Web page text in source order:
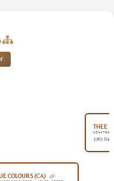
COLOURS (CA)
THEE
US447044
1989 Baio